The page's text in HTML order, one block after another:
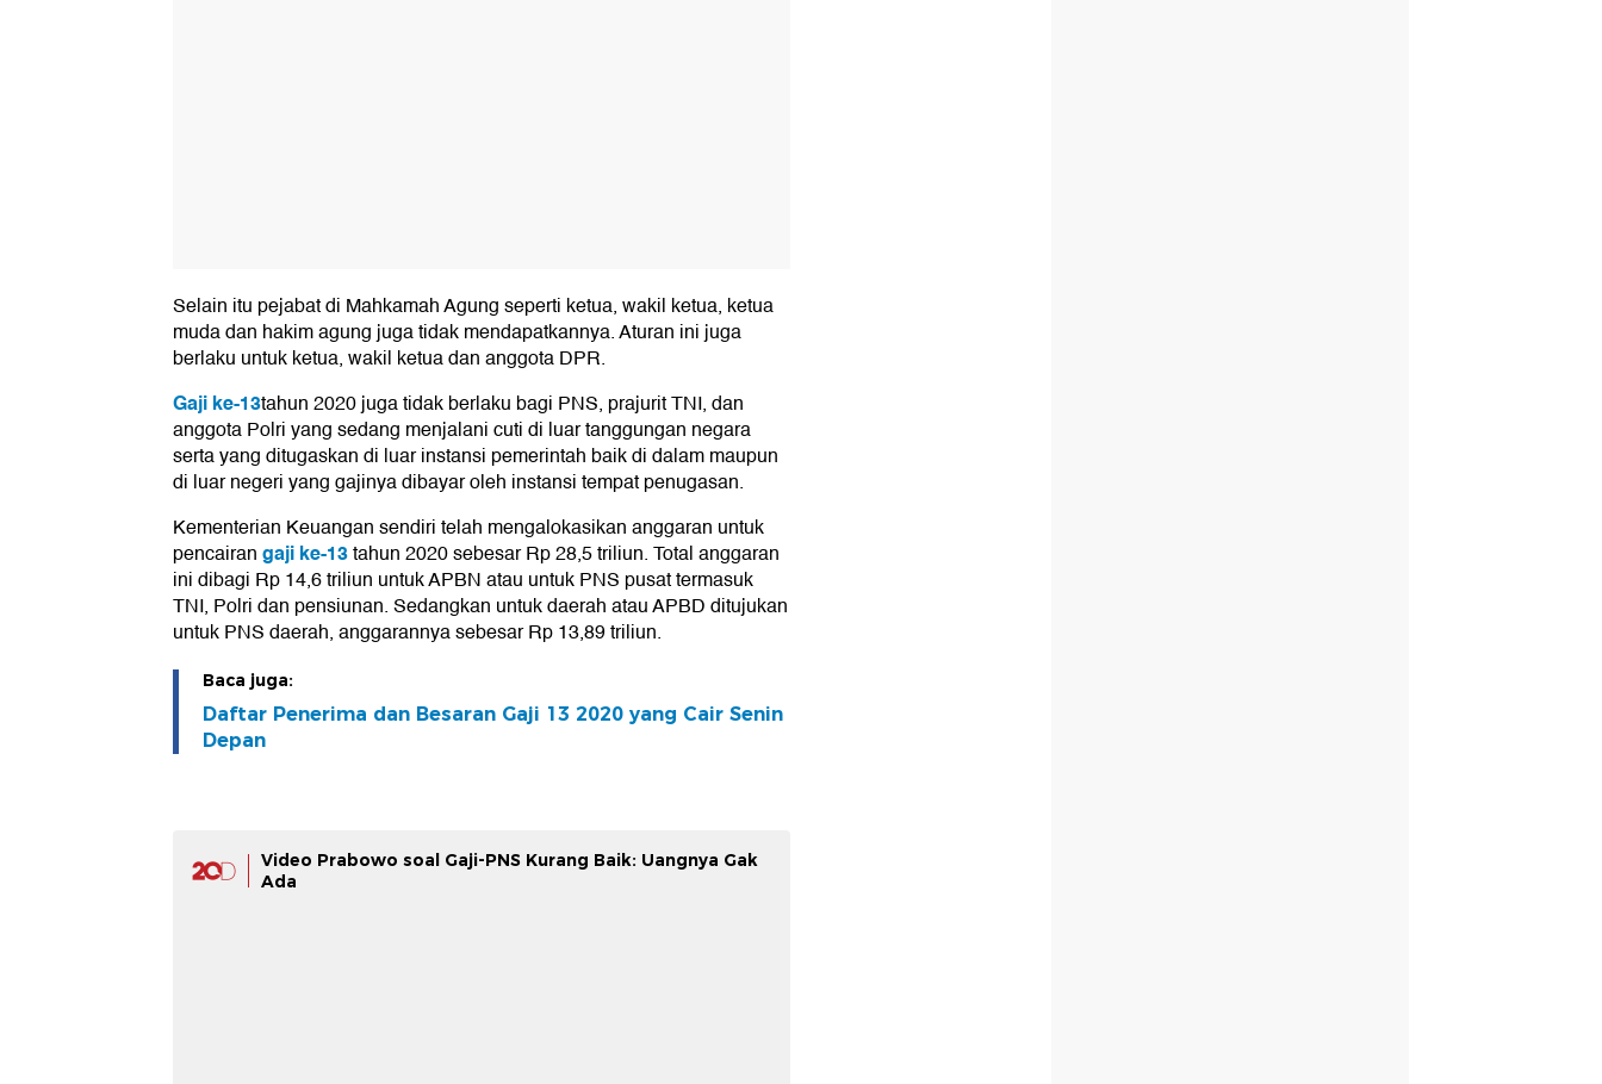
Selain itu pejabat di Mahkamah Agung seperti ketua, wakil ketua, ketua
muda dan hakim agung juga tidak mendapatkannya. Aturan ini juga
berlaku untuk ketua, wakil ketua dan anggota DPR.
Gaji ke-13tahun 2020 juga tidak berlaku bagi PNS, prajurit TNI, dan
anggota Polri yang sedang menjalani cuti di luar tanggungan negara
serta yang ditugaskan di luar instansi pemerintah baik di dalam maupun
di luar negeri yang gajinya dibayar oleh instansi tempat penugasan.
Kementerian Keuangan sendiri telah mengalokasikan anggaran untuk
pencairangaji ke-13tahun 2020 sebesar Rp 28,5 triliun. Total anggaran
ini dibagi Rp 14,6 triliun untuk APBN atau untuk PNS pusat termasuk
TNI, Polri dan pensiunan. Sedangkan untuk daerah atau APBD ditujukan
untuk PNS daerah, anggarannya sebesar Rp 13,89 triliun.
Baca juga:
Daftar Penerima dan Besaran Gaji 13 2020 yang Cair Senin
Depan
Video Prabowo soal Gaji-PNS Kurang Baik: Uangnya Gak
Ada